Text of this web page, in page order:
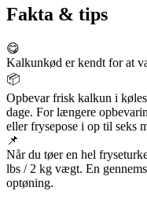
Fakta & tips
😋
Kalkunkød er kendt for at
📦
Opbevar frisk kalkun i
dage. For længere
eller frysepose i op til seks
📌
Når du tøer en hel
lbs / 2 kg vægt. En
optøning.